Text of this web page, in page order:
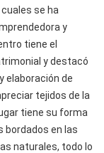
se ha
y
tiene el
y destacó
elaboración de
tejidos de la
tiene su forma
bordados en las
naturales, todo lo